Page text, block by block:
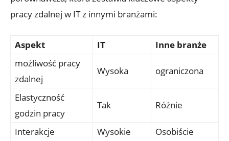
‌pracy zdalnej w​ IT ⁤z innymi branżami:
Aspekt IT
Inne ⁢branże
możliwość pracy
zdalnej
Wysoka ograniczona
Elastyczność
godzin pracy
Tak Różnie
Interakcje
Wysokie⁤
Osobiście